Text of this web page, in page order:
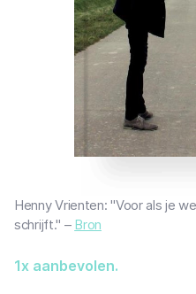
Henny Vrienten: "Voor als je
schrijft." – Bron
1x aanbevolen.